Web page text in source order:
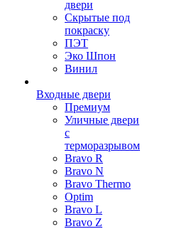
двери
Скрытые под
покраску
ПЭТ
Эко Шпон
Винил
Входные двери
Премиум
Уличные двери
с
терморазрывом
Bravo R
Bravo N
Bravo Thermo
Optim
Bravo L
Bravo Z